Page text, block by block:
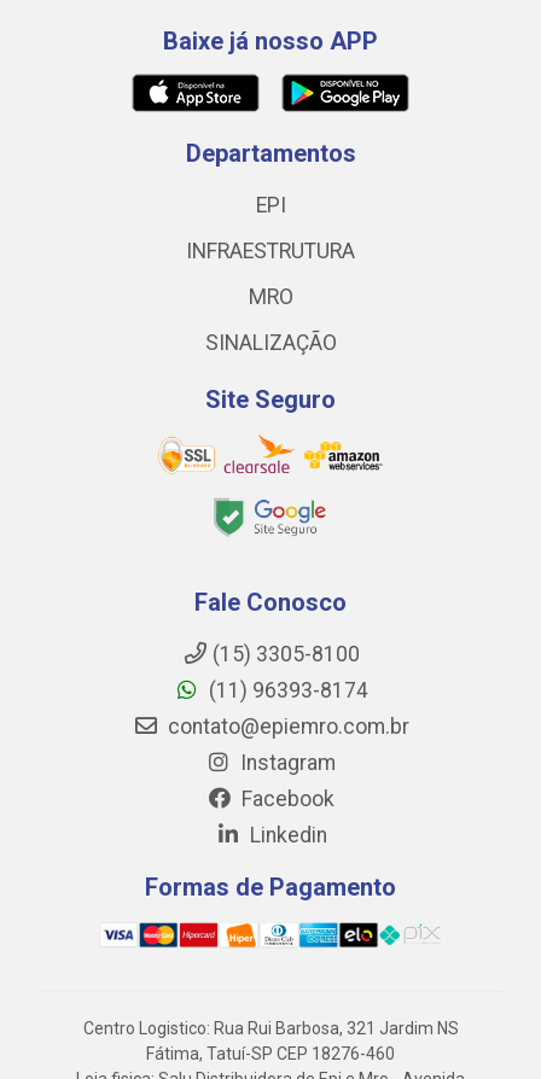
Baixe já nosso APP
Departamentos
EPI
INFRAESTRUTURA
MRO
SINALIZAÇÃO
Site Seguro
Fale Conosco
(15) 3305-8100
(11) 96393-8174
contato@epiemro.com.br
Instagram
Facebook
Linkedin
Formas de Pagamento
Centro Logistico: Rua Rui Barbosa, 321 Jardim NS
Fátima, Tatuí-SP CEP 18276-460